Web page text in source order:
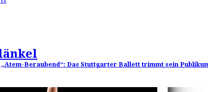
Beraubend“: Das Stuttgarter Ballett trimmt sein